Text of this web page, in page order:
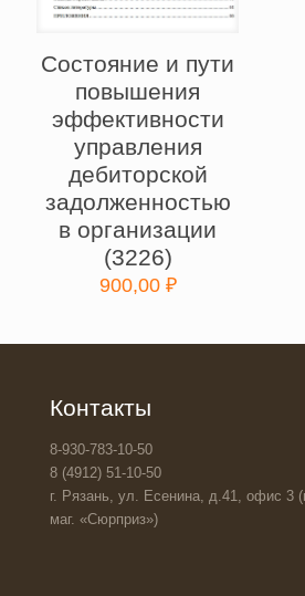
Состояние и пути
повышения
эффективности
управления
дебиторской
задолженностью
в организации
(3226)
900,00 ₽
Контакты
8-930-783-10-50
8 (4912) 51-10-50
г. Рязань, ул. Есенина, д.41, офис 3
маг. «Сюрприз»)